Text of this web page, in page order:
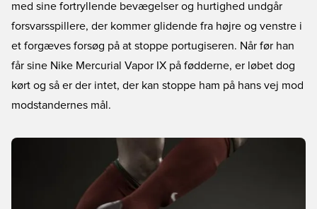
med sine fortryllende bevægelser og hurtighed undgår
forsvarsspillere, der kommer glidende fra højre og venstre i
et forgæves forsøg på at stoppe portugiseren. Når før han
får sine Nike Mercurial Vapor IX på fødderne, er løbet dog
kørt og så er der intet, der kan stoppe ham på hans vej mod
modstandernes mål.